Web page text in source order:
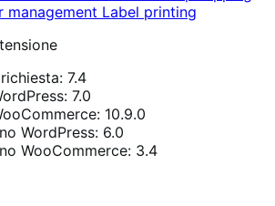
management Label printing
7.4
7.0
10.9.0
WordPress: 6.0
WooCommerce: 3.4